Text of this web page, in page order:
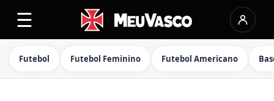
☰
Futebol Futebol Feminino Futebol Americano